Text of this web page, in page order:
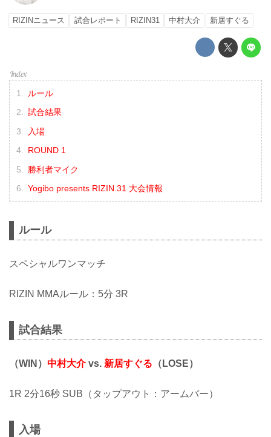
RIZINニュース 試合レポート RIZIN31 中村大介 新居すぐる
ルール
試合結果
入場
ROUND 1
勝利者マイク
Yogibo presents RIZIN.31 大会情報
ルール
スペシャルワンマッチ
RIZIN MMAルール：5分 3R
試合結果
（WIN） 中村大介vs. 新居すぐる （LOSE）
1R 2分16秒 SUB（タップアウト：アームバー）
入場